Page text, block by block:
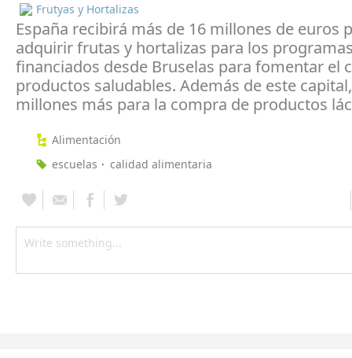
Frutyas y Hortalizas
España recibirá más de 16 millones de euros
adquirir frutas y hortalizas para los
financiados desde Bruselas para fomentar el
productos saludables. Además de este
millones más para la compra de productos
Alimentación
escuelas
calidad alimentaria